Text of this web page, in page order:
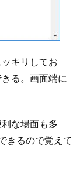
キリしてお
る。画面端に
な場面も多
きるので覚えて